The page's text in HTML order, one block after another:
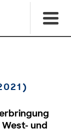
und